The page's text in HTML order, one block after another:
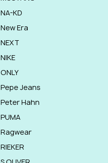
NA-KD
New Era
NEXT
NIKE
ONLY
Pepe Jeans
Peter Hahn
PUMA
Ragwear
RIEKER